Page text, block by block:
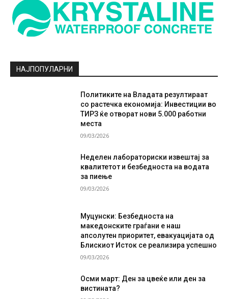
НАЈПОПУЛАРНИ
Политиките на Владата резултираат
со растечка економија: Инвестиции во
ТИРЗ ќе отворат нови 5.000 работни
места
09/03/2026
Неделен лабораториски извештај за
квалитетот и безбедноста на водата
за пиење
09/03/2026
Муцунски: Безбедноста на
македонските граѓани е наш
апсолутен приоритет, евакуацијата од
Блискиот Исток се реализира успешно
09/03/2026
Осми март: Ден за цвеќе или ден за
вистината?